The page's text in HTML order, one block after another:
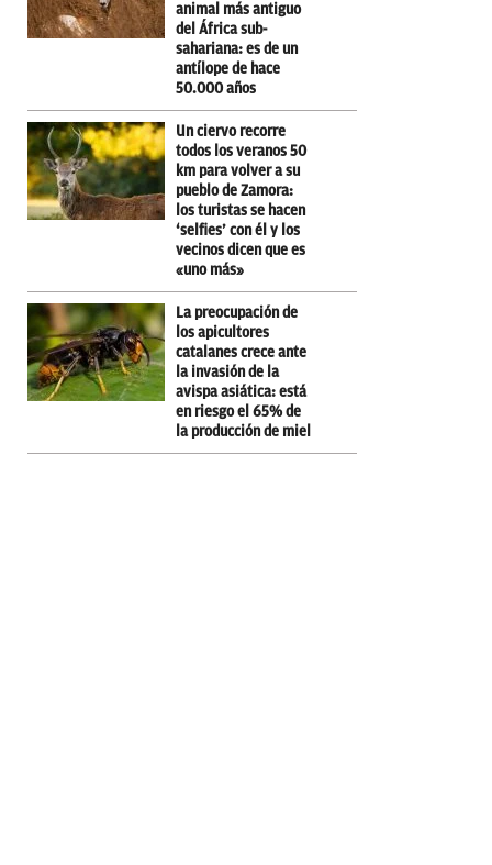
animal más antiguo
del África sub-
sahariana: es de un
antílope de hace
50.000 años
Un ciervo recorre
todos los veranos 50
km para volver a su
pueblo de Zamora:
los turistas se hacen
‘selfies’ con él y los
vecinos dicen que es
«uno más»
La preocupación de
los apicultores
catalanes crece ante
la invasión de la
avispa asiática: está
en riesgo el 65% de
la producción de miel